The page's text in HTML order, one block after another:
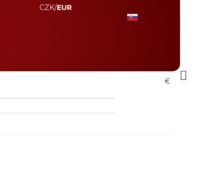
CZK/EUR
€